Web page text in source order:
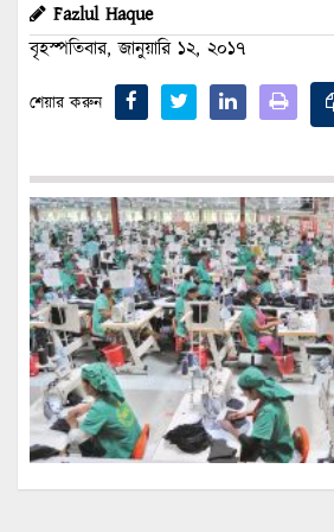
Fazlul Haque
বৃহস্পতিবার, জানুয়ারি ১২, ২০১৭
শেয়ার করুন